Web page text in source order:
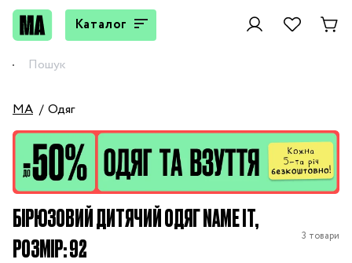
Каталог
MA Одяг
БІРЮЗОВИЙ ДИТЯЧИЙ ОДЯГ NAME IT,
РОЗМІР: 92
3 товари